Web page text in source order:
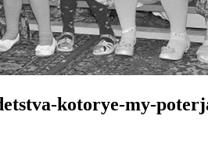
kotorye-my-